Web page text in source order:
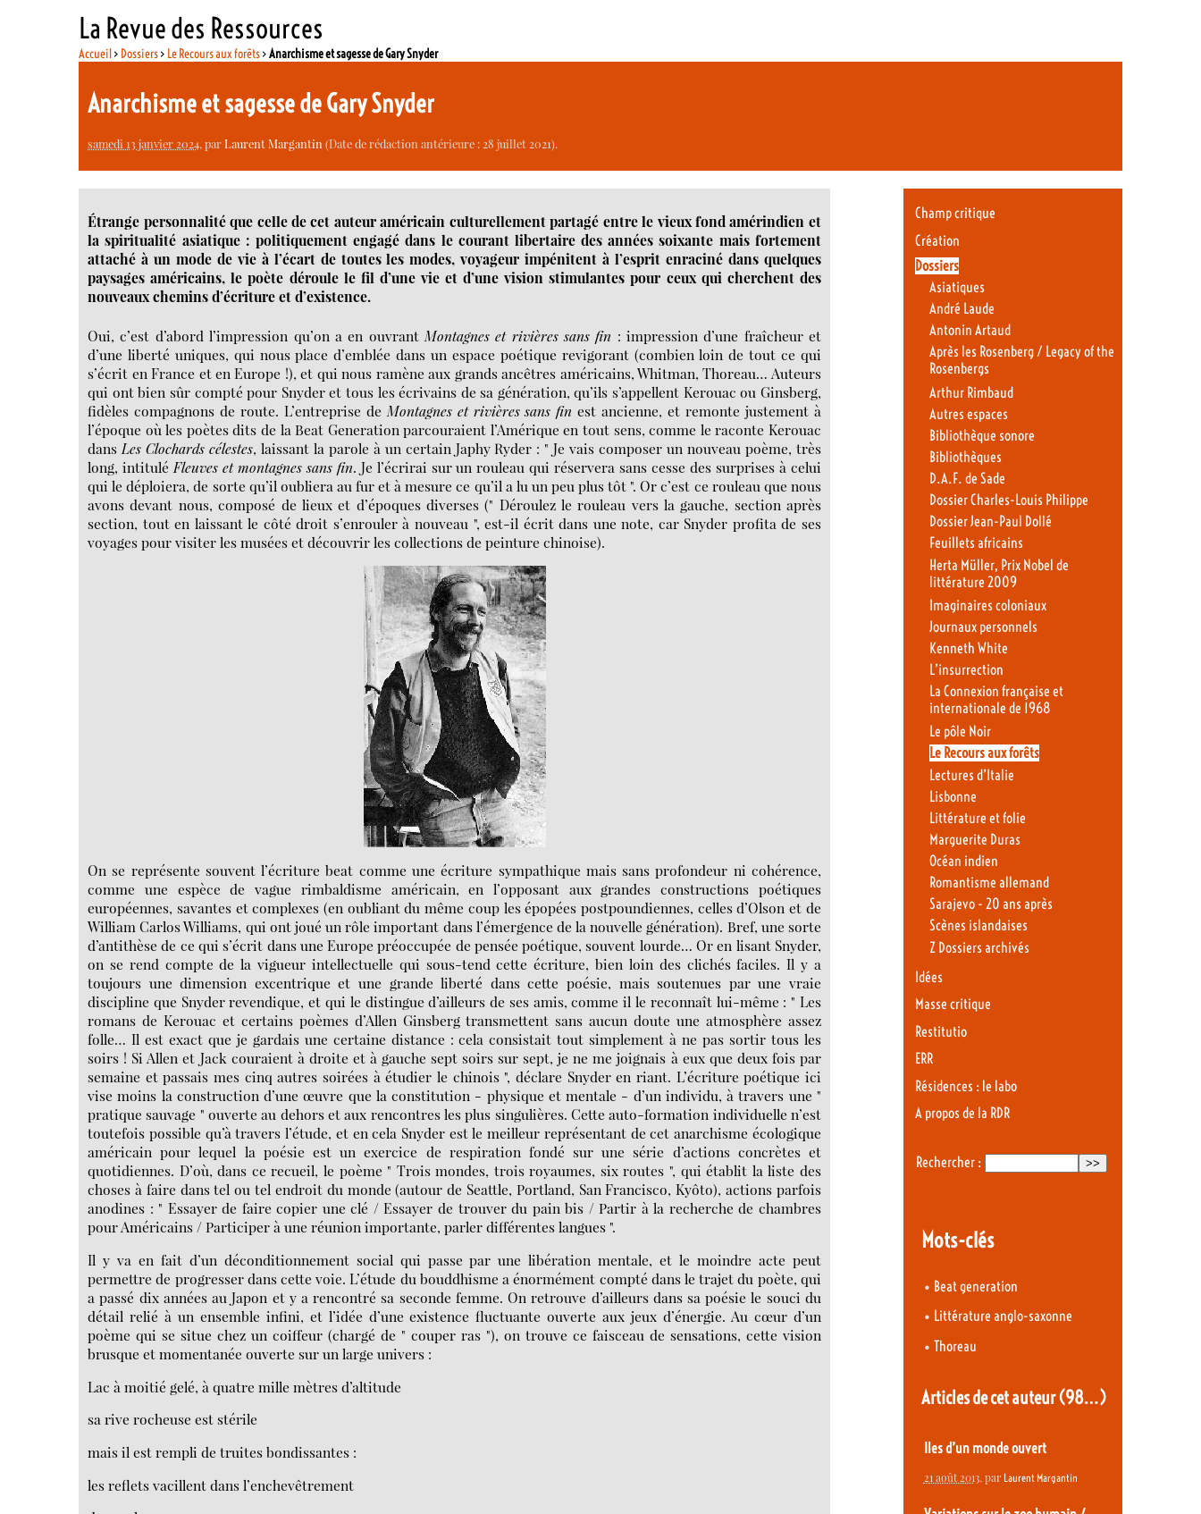
La Revue des Ressources
Accueil> Dossiers> Le Recours aux forêts>Anarchisme et sagesse de Gary Snyder
Anarchisme et sagesse de Gary Snyder
samedi 13 janvier 2024, parLaurent Margantin (Date de rédaction antérieure : 28 juillet 2021).
Étrange personnalité que celle de cet auteur américain culturellement partagé entre le vieux fond amérindien et
la spiritualité asiatique : politiquement engagé dans le courant libertaire des années soixante mais fortement
attaché à un mode de vie à l’écart de toutes les modes, voyageur impénitent à l’esprit enraciné dans quelques
paysages américains, le poète déroule le fil d’une vie et d’une vision stimulantes pour ceux qui cherchent des
nouveaux chemins d’écriture et d’existence.
Oui, c’est d’abord l’impression qu’on a en ouvrant Montagnes et rivières sans fin : impression d’une fraîcheur et
d’une liberté uniques, qui nous place d’emblée dans un espace poétique revigorant (combien loin de tout ce qui
s’écrit en France et en Europe !), et qui nous ramène aux grands ancêtres américains, Whitman, Thoreau… Auteurs
qui ont bien sûr compté pour Snyder et tous les écrivains de sa génération, qu’ils s’appellent Kerouac ou Ginsberg,
fidèles compagnons de route. L’entreprise de Montagnes et rivières sans fin est ancienne, et remonte justement à
l’époque où les poètes dits de la Beat Generation parcouraient l’Amérique en tout sens, comme le raconte Kerouac
dans Les Clochards célestes, laissant la parole à un certain Japhy Ryder : " Je vais composer un nouveau poème, très
long, intitulé Fleuves et montagnes sans fin. Je l’écrirai sur un rouleau qui réservera sans cesse des surprises à celui
qui le déploiera, de sorte qu’il oubliera au fur et à mesure ce qu’il a lu un peu plus tôt ". Or c’est ce rouleau que nous
avons devant nous, composé de lieux et d’époques diverses (" Déroulez le rouleau vers la gauche, section après
section, tout en laissant le côté droit s’enrouler à nouveau ", est-il écrit dans une note, car Snyder profita de ses
voyages pour visiter les musées et découvrir les collections de peinture chinoise).
On se représente souvent l’écriture beat comme une écriture sympathique mais sans profondeur ni cohérence,
comme une espèce de vague rimbaldisme américain, en l’opposant aux grandes constructions poétiques
européennes, savantes et complexes (en oubliant du même coup les épopées postpoundiennes, celles d’Olson et de
William Carlos Williams, qui ont joué un rôle important dans l’émergence de la nouvelle génération). Bref, une sorte
d’antithèse de ce qui s’écrit dans une Europe préoccupée de pensée poétique, souvent lourde… Or en lisant Snyder,
on se rend compte de la vigueur intellectuelle qui sous-tend cette écriture, bien loin des clichés faciles. Il y a
toujours une dimension excentrique et une grande liberté dans cette poésie, mais soutenues par une vraie
discipline que Snyder revendique, et qui le distingue d’ailleurs de ses amis, comme il le reconnaît lui-même : " Les
romans de Kerouac et certains poèmes d’Allen Ginsberg transmettent sans aucun doute une atmosphère assez
folle… Il est exact que je gardais une certaine distance : cela consistait tout simplement à ne pas sortir tous les
soirs ! Si Allen et Jack couraient à droite et à gauche sept soirs sur sept, je ne me joignais à eux que deux fois par
semaine et passais mes cinq autres soirées à étudier le chinois ", déclare Snyder en riant. L’écriture poétique ici
vise moins la construction d’une œuvre que la constitution - physique et mentale - d’un individu, à travers une "
pratique sauvage " ouverte au dehors et aux rencontres les plus singulières. Cette auto-formation individuelle n’est
toutefois possible qu’à travers l’étude, et en cela Snyder est le meilleur représentant de cet anarchisme écologique
américain pour lequel la poésie est un exercice de respiration fondé sur une série d’actions concrètes et
quotidiennes. D’où, dans ce recueil, le poème " Trois mondes, trois royaumes, six routes ", qui établit la liste des
choses à faire dans tel ou tel endroit du monde (autour de Seattle, Portland, San Francisco, Kyôto), actions parfois
anodines : " Essayer de faire copier une clé / Essayer de trouver du pain bis / Partir à la recherche de chambres
pour Américains / Participer à une réunion importante, parler différentes langues ".
Il y va en fait d’un déconditionnement social qui passe par une libération mentale, et le moindre acte peut
permettre de progresser dans cette voie. L’étude du bouddhisme a énormément compté dans le trajet du poète, qui
a passé dix années au Japon et y a rencontré sa seconde femme. On retrouve d’ailleurs dans sa poésie le souci du
détail relié à un ensemble infini, et l’idée d’une existence fluctuante ouverte aux jeux d’énergie. Au cœur d’un
poème qui se situe chez un coiffeur (chargé de " couper ras "), on trouve ce faisceau de sensations, cette vision
brusque et momentanée ouverte sur un large univers :
Lac à moitié gelé, à quatre mille mètres d’altitude
sa rive rocheuse est stérile
mais il est rempli de truites bondissantes :
les reflets vacillent dans l’enchevêtrement
Champ critique
Création
Dossiers
Asiatiques
André Laude
Antonin Artaud
Après les Rosenberg / Legacy of the
Rosenbergs
Arthur Rimbaud
Autres espaces
Bibliothèque sonore
Bibliothèques
D.A.F. de Sade
Dossier Charles-Louis Philippe
Dossier Jean-Paul Dollé
Feuillets africains
Herta Müller, Prix Nobel de
littérature 2009
Imaginaires coloniaux
Journaux personnels
Kenneth White
L’insurrection
La Connexion française et
internationale de 1968
Le pôle Noir
Le Recours aux forêts
Lectures d’Italie
Lisbonne
Littérature et folie
Marguerite Duras
Océan indien
Romantisme allemand
Sarajevo - 20 ans après
Scènes islandaises
Z Dossiers archivés
Idées
Masse critique
Restitutio
ERR
Résidences : le labo
A propos de la RDR
Rechercher :
Mots-clés
• Beat generation
• Littérature anglo-saxonne
• Thoreau
Articles de cet auteur(98…)
Iles d’un monde ouvert
21 août 2013, par Laurent Margantin